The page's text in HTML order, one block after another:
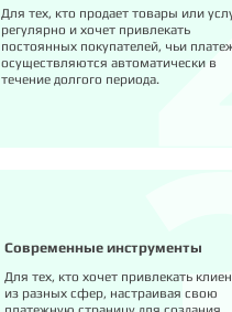
Для тех, кто продает товары или
регулярно и хочет привлекать
постоянных покупателей, чьи
осуществляются автоматически в
течение долгого периода.
Современные инструменты
Для тех, кто хочет привлекать
из разных сфер, настраивая свою